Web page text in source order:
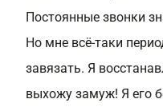
Постоянные звонки
Но мне всё-таки
завязать. Я
выхожу замуж! Я его